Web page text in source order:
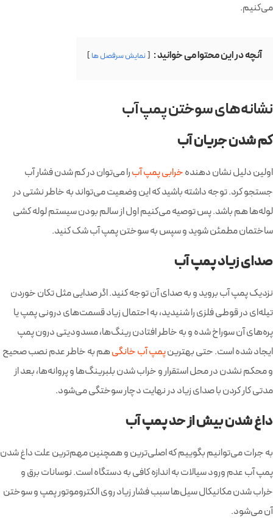
می‌کنیم.
آنچه در این محتوا می خوانید : نمایش سرفصل ها
نشانه‌های سوختن پمپ آب
کم شدن جریان آب
اولین دلیل نشان دهندهخرابی پمپ آبرا می‌توان در کم شدن فشار آب
جستجو کرد. توجه داشته باشید که این وضعیت می‌تواند به خاطر نشتی در
لوله‌ها هم باشد. پس توصیه می‌کنیم اول از سالم بودن سیستم لوله کشی
ساختمان مطمئن شوید و سپس به سوختن پمپ آب شک کنید.
صدای زیاد پمپ آب
نزدیک پمپ آب بروید و به صدای آن توجه کنید. اگر صدایی مثل تکان خوردن
تیله‌ای در قوطی فلزی را شنیدید، به احتمال زیاد قسمت‌های درونی پمپ یا
پره‌های آن سوراخ شده و به خاطر افتادن رینگ‌ها، مسدودیتی درون پمپ
ایجاد شده است. حتی بهترینپمپ آب خانگیهم به خاطر عدم نصب صحیح
و محکم نشدن در محل استقرار و خراب شدن بلبرینگ‌ها و پروانه‌ها، بعد از
مدتی کار کردن با صدای زیاد در نهایت دچار سوختگی می‌شود.
داغ شدن بیش از حد پمپ آب
به جرات می‌توانیم بگوییم که اصلی‌ترین و همچنین مهم‌ترین علت داغ شدن
پمپ آب عدم ورود سیالات به اندازه کافی به دستگاه است. نوسانات برق و
خراب شدن مکانیکال سیل‌ها سبب فشار زیاد روی الکتروموتور پمپ و سوختن
آن می‌شود.